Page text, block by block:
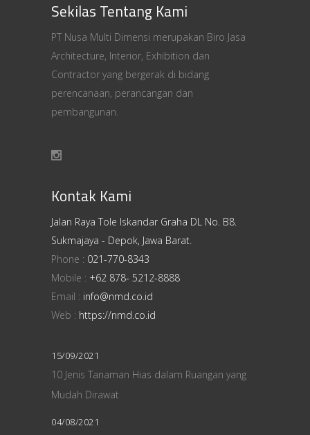
Sekilas Tentang Kami
PT Nusa Multi Dimensi merupakan Biro Jasa
Architecture, Interior, Exhibition dan
Contractor yang bergerak di bidang
perencanaan, perancangan dan
pembangunan.
Kontak Kami
Jalan Raya Tole Iskandar Graha DL No. B8.
Sukmajaya - Depok, Jawa Barat.
Phone : 021-770-8343
Mobile : +62 878- 5212-8888
Email : info@nmd.co.id
Web : https://nmd.co.id
15/09/2021
10 Jenis Tanaman Hias dalam Ruangan yang
Mudah Dirawat
04/08/2021